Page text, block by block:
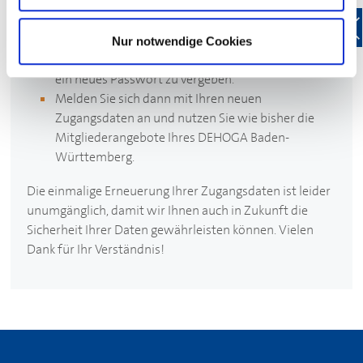
Nur notwendige Cookies
Nach der Anmeldung bei MeinDEHOGAerhalten
Sie die Aufforderung, für IhrDEHOGA
Benutzerkonto einen neuen Benutzernamen und
ein neues Passwort zu vergeben.
Melden Sie sich dann mit Ihren neuen
Zugangsdaten an und nutzen Sie wie bisher die
Mitgliederangebote Ihres DEHOGABaden-
Württemberg.
Die einmalige Erneuerung Ihrer Zugangsdaten ist leider
unumgänglich, damit wir Ihnen auch in Zukunft die
Sicherheit Ihrer Daten gewährleisten können. Vielen
Dank für Ihr Verständnis!